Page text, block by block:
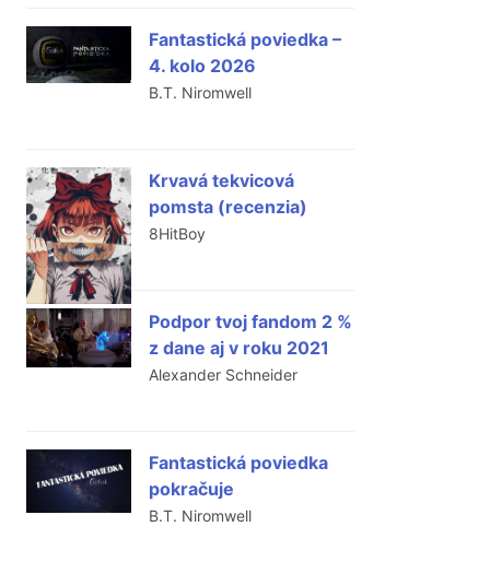
Fantastická poviedka –
4. kolo 2026
B.T. Niromwell
Krvavá tekvicová
pomsta (recenzia)
8HitBoy
Podpor tvoj fandom 2 %
z dane aj v roku 2021
Alexander Schneider
Fantastická poviedka
pokračuje
B.T. Niromwell